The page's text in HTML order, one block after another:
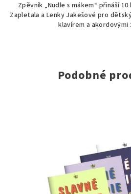
Zpěvník „Nudle s mákem“ přináší
Zapletala a Lenky Jakešové pro
klavírem a akordovými
Podobné